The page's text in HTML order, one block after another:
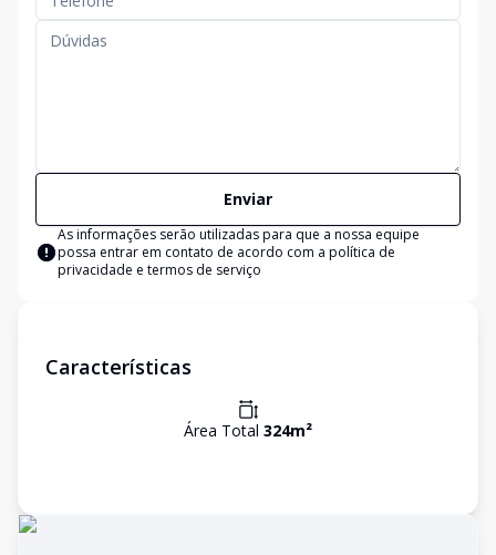
Enviar
As informações serão utilizadas para que a nossa equipe
possa entrar em contato de acordo com a política de
privacidade e termos de serviço
Características
Área Total 324m²